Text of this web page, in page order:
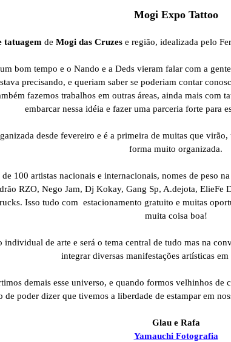
Mogi Expo Tattoo
tatuagem de Mogi das Cruzes e região, idealizada pelo
bom tempo e o Nando e a Deds vieram falar com a
precisando, e queriam saber se poderiam contar
fazemos trabalhos em outras áreas, ainda mais com
embarcar nessa idéia e fazer uma parceria forte para
desde fevereiro e é a primeira de muitas que
forma muito organizada.
100 artistas nacionais e internacionais, nomes de peso
RZO, Nego Jam, Dj Kokay, Gang Sp, A.dejota,
Isso tudo com estacionamento gratuito e muitas
muita coisa boa!
individual de arte e será o tema central de tudo mas na
integrar diversas manifestações artísticas
demais esse universo, e quando formos velhinhos de
poder dizer que tivemos a liberdade de estampar em
Glau e Rafa
Yamauchi Fotografia